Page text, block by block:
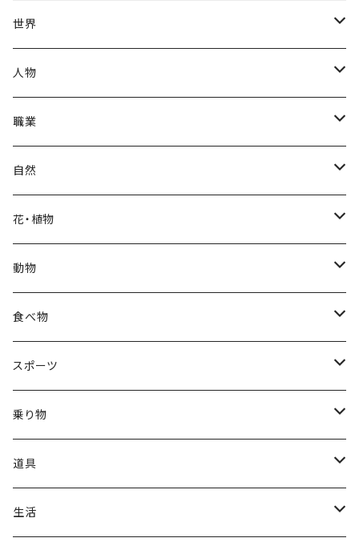
夏
秋
冬
出産・育児
母の日
中秋節
クリスマス
福袋
ブラックフライデー
ハロウィン
正月
端午の節句
結婚式
父の日
世界
ハワイアン
パリ
ロシアン
アフリカン
日本
ヨーロッパ
トライバル
中国
北欧
人物
赤ちゃん
女性
男性
子供
サンタクロース
七福神
金太郎
天使
シニア
職業
医者
自然
海
雲
星
雫
貝殻
山
木
花・植物
カーネーション
梅
桜
プルメリア
野バラ
牡丹
動物
ネコ
ウマ
サイ
チンパンジー
トリ
食べ物
スイーツ
かき氷
アイス
フルーツ
スイカ
イチゴ
和食
お雑煮
野菜
スポーツ
相撲
乗り物
車
道具
ファッション
生活